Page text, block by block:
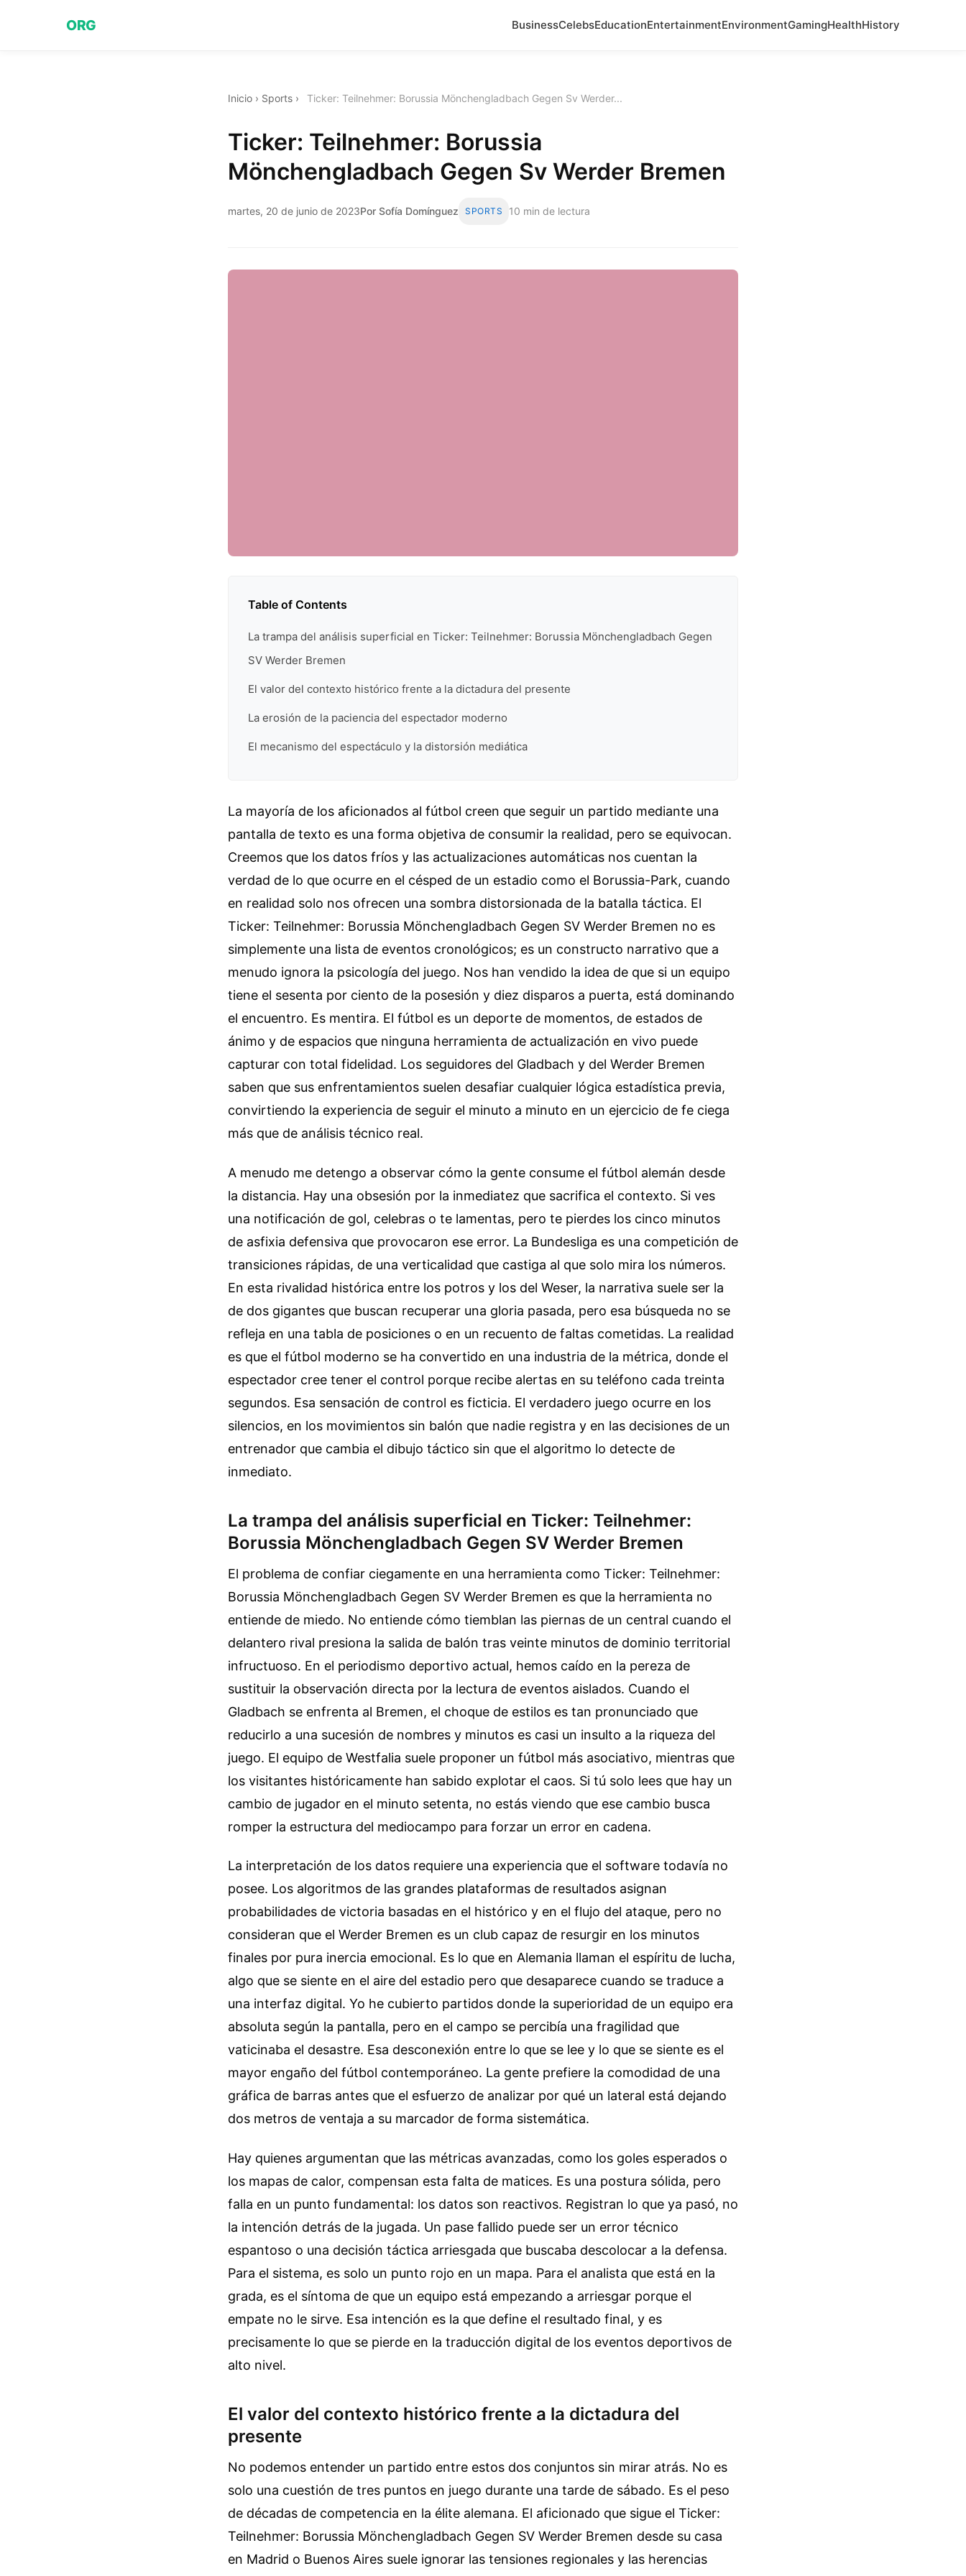
ORG BusinessCelebsEducationEntertainmentEnvironmentGamingHealthHistory
Inicio › Sports › Ticker: Teilnehmer: Borussia Mönchengladbach Gegen Sv Werder...
Ticker: Teilnehmer: Borussia
Mönchengladbach Gegen Sv Werder Bremen
martes, 20 de junio de 2023Por Sofía Domínguez SPORTS 10 min de lectura
Table of Contents
La trampa del análisis superficial en Ticker: Teilnehmer: Borussia Mönchengladbach Gegen
SV Werder Bremen
El valor del contexto histórico frente a la dictadura del presente
La erosión de la paciencia del espectador moderno
El mecanismo del espectáculo y la distorsión mediática
La mayoría de los aficionados al fútbol creen que seguir un partido mediante una
pantalla de texto es una forma objetiva de consumir la realidad, pero se equivocan.
Creemos que los datos fríos y las actualizaciones automáticas nos cuentan la
verdad de lo que ocurre en el césped de un estadio como el Borussia-Park, cuando
en realidad solo nos ofrecen una sombra distorsionada de la batalla táctica. El
Ticker: Teilnehmer: Borussia Mönchengladbach Gegen SV Werder Bremen no es
simplemente una lista de eventos cronológicos; es un constructo narrativo que a
menudo ignora la psicología del juego. Nos han vendido la idea de que si un equipo
tiene el sesenta por ciento de la posesión y diez disparos a puerta, está dominando
el encuentro. Es mentira. El fútbol es un deporte de momentos, de estados de
ánimo y de espacios que ninguna herramienta de actualización en vivo puede
capturar con total fidelidad. Los seguidores del Gladbach y del Werder Bremen
saben que sus enfrentamientos suelen desafiar cualquier lógica estadística previa,
convirtiendo la experiencia de seguir el minuto a minuto en un ejercicio de fe ciega
más que de análisis técnico real.
A menudo me detengo a observar cómo la gente consume el fútbol alemán desde
la distancia. Hay una obsesión por la inmediatez que sacrifica el contexto. Si ves
una notificación de gol, celebras o te lamentas, pero te pierdes los cinco minutos
de asfixia defensiva que provocaron ese error. La Bundesliga es una competición de
transiciones rápidas, de una verticalidad que castiga al que solo mira los números.
En esta rivalidad histórica entre los potros y los del Weser, la narrativa suele ser la
de dos gigantes que buscan recuperar una gloria pasada, pero esa búsqueda no se
refleja en una tabla de posiciones o en un recuento de faltas cometidas. La realidad
es que el fútbol moderno se ha convertido en una industria de la métrica, donde el
espectador cree tener el control porque recibe alertas en su teléfono cada treinta
segundos. Esa sensación de control es ficticia. El verdadero juego ocurre en los
silencios, en los movimientos sin balón que nadie registra y en las decisiones de un
entrenador que cambia el dibujo táctico sin que el algoritmo lo detecte de
inmediato.
La trampa del análisis superficial en Ticker: Teilnehmer:
Borussia Mönchengladbach Gegen SV Werder Bremen
El problema de confiar ciegamente en una herramienta como Ticker: Teilnehmer:
Borussia Mönchengladbach Gegen SV Werder Bremen es que la herramienta no
entiende de miedo. No entiende cómo tiemblan las piernas de un central cuando el
delantero rival presiona la salida de balón tras veinte minutos de dominio territorial
infructuoso. En el periodismo deportivo actual, hemos caído en la pereza de
sustituir la observación directa por la lectura de eventos aislados. Cuando el
Gladbach se enfrenta al Bremen, el choque de estilos es tan pronunciado que
reducirlo a una sucesión de nombres y minutos es casi un insulto a la riqueza del
juego. El equipo de Westfalia suele proponer un fútbol más asociativo, mientras que
los visitantes históricamente han sabido explotar el caos. Si tú solo lees que hay un
cambio de jugador en el minuto setenta, no estás viendo que ese cambio busca
romper la estructura del mediocampo para forzar un error en cadena.
La interpretación de los datos requiere una experiencia que el software todavía no
posee. Los algoritmos de las grandes plataformas de resultados asignan
probabilidades de victoria basadas en el histórico y en el flujo del ataque, pero no
consideran que el Werder Bremen es un club capaz de resurgir en los minutos
finales por pura inercia emocional. Es lo que en Alemania llaman el espíritu de lucha,
algo que se siente en el aire del estadio pero que desaparece cuando se traduce a
una interfaz digital. Yo he cubierto partidos donde la superioridad de un equipo era
absoluta según la pantalla, pero en el campo se percibía una fragilidad que
vaticinaba el desastre. Esa desconexión entre lo que se lee y lo que se siente es el
mayor engaño del fútbol contemporáneo. La gente prefiere la comodidad de una
gráfica de barras antes que el esfuerzo de analizar por qué un lateral está dejando
dos metros de ventaja a su marcador de forma sistemática.
Hay quienes argumentan que las métricas avanzadas, como los goles esperados o
los mapas de calor, compensan esta falta de matices. Es una postura sólida, pero
falla en un punto fundamental: los datos son reactivos. Registran lo que ya pasó, no
la intención detrás de la jugada. Un pase fallido puede ser un error técnico
espantoso o una decisión táctica arriesgada que buscaba descolocar a la defensa.
Para el sistema, es solo un punto rojo en un mapa. Para el analista que está en la
grada, es el síntoma de que un equipo está empezando a arriesgar porque el
empate no le sirve. Esa intención es la que define el resultado final, y es
precisamente lo que se pierde en la traducción digital de los eventos deportivos de
alto nivel.
El valor del contexto histórico frente a la dictadura del
presente
No podemos entender un partido entre estos dos conjuntos sin mirar atrás. No es
solo una cuestión de tres puntos en juego durante una tarde de sábado. Es el peso
de décadas de competencia en la élite alemana. El aficionado que sigue el Ticker:
Teilnehmer: Borussia Mönchengladbach Gegen SV Werder Bremen desde su casa
en Madrid o Buenos Aires suele ignorar las tensiones regionales y las herencias